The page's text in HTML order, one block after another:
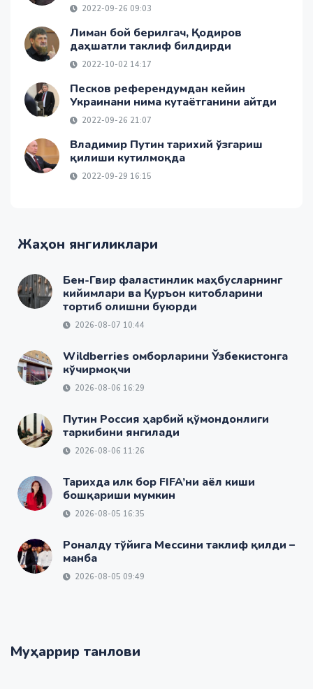
2022-09-26 09:03
Лиман бой берилгач, Қодиров
даҳшатли таклиф билдирди
2022-10-02 14:17
Песков референдумдан кейин
Украинани нима кутаётганини айтди
2022-09-26 21:07
Владимир Путин тарихий ўзгариш
қилиши кутилмоқда
2022-09-29 16:15
Жаҳон янгиликлари
Бен-Гвир фаластинлик маҳбусларнинг
кийимлари ва Қуръон китобларини
тортиб олишни буюрди
2026-08-07 10:44
Wildberries омборларини Ўзбекистонга
кўчирмоқчи
2026-08-06 16:29
Путин Россия ҳарбий қўмондонлиги
таркибини янгилади
2026-08-06 11:26
Тарихда илк бор FIFA’ни аёл киши
бошқариши мумкин
2026-08-05 16:35
Роналду тўйига Мессини таклиф қилди –
манба
2026-08-05 09:49
Муҳаррир танлови